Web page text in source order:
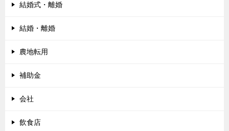
結婚式・離婚
結婚・離婚
農地転用
補助金
会社
飲食店